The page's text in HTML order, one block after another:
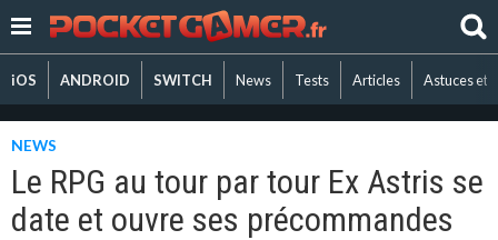
iOS ANDROID SWITCH News Tests Articles Astuces et
NEWS
Le RPG au tour par tour Ex Astris se
date et ouvre ses précommandes